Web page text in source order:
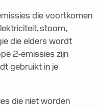
die voortkomen
stoom,
die elders wordt
2-emissies zijn
gebruikt in je
die niet worden